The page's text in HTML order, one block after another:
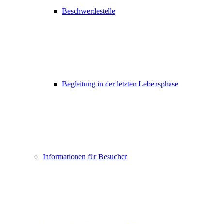
Beschwerdestelle
Begleitung in der letzten Lebensphase
Informationen für Besucher